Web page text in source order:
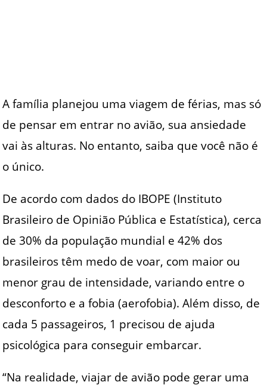
A família planejou uma viagem de férias, mas só
de pensar em entrar no avião, sua ansiedade
vai às alturas. No entanto, saiba que você não é
o único.
De acordo com dados do IBOPE (Instituto
Brasileiro de Opinião Pública e Estatística), cerca
de 30% da população mundial e 42% dos
brasileiros têm medo de voar, com maior ou
menor grau de intensidade, variando entre o
desconforto e a fobia (aerofobia). Além disso, de
cada 5 passageiros, 1 precisou de ajuda
psicológica para conseguir embarcar.
“Na realidade, viajar de avião pode gerar uma